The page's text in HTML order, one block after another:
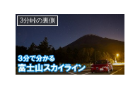
3分峠の裏側